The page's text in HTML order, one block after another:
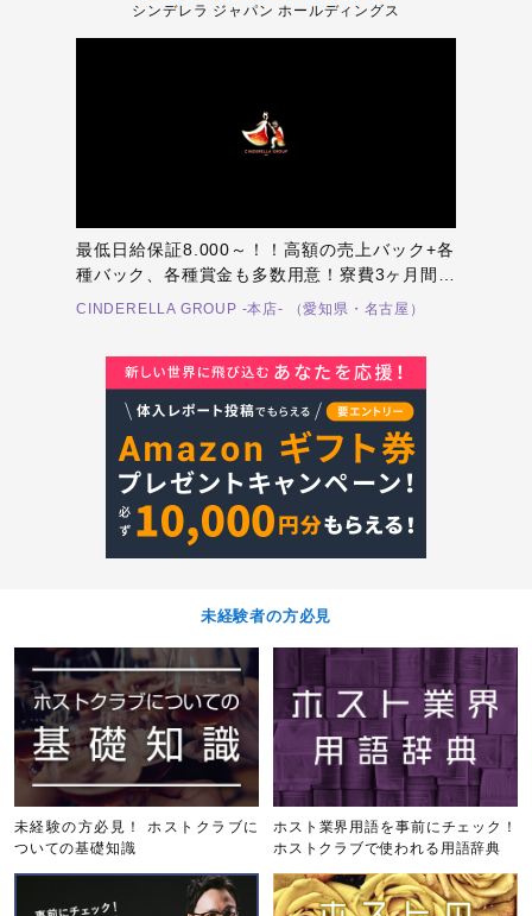
シンデレラ ジャパン ホールディングス
最低日給保証8.000～！！高額の売上バック+各
種バック、各種賞金も多数用意！寮費3ヶ月間無
料（即日入居可）！まかない3ヶ月間無料！未経
CINDERELLA GROUP -本店- （愛知県・名古屋）
未経験者の方必見
未経験の方必見！ ホストクラブに
ついての基礎知識
ホスト業界用語を事前にチェック！
ホストクラブで使われる用語辞典